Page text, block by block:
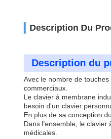
Description Du
Description du
Avec le nombre de
commerciaux.
Le clavier à membrane
besoin d'un clavier
En plus de sa conception
Dans l'ensemble, le
médicales.